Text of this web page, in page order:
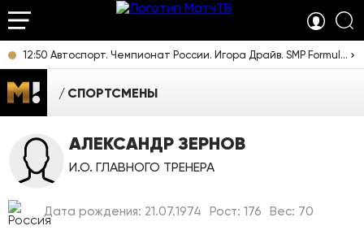
12:50 Автоспорт. Чемпионат России. Игора Драйв. SMP Formula 4. Прямая трансляция из Ленинградской области
СПОРТСМЕНЫ
АЛЕКСАНДР ЗЕРНОВ
И.О. ГЛАВНОГО ТРЕНЕРА
Дата рождения: 21.07.1974 Рост: 176 Вес: 70